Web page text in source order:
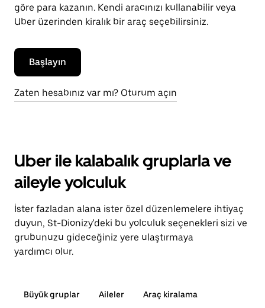
göre para kazanın. Kendi aracınızı kullanabilir veya
Uber üzerinden kiralık bir araç seçebilirsiniz.
Başlayın
Zaten hesabınız var mı? Oturum açın
Uber ile kalabalık gruplarla ve
aileyle yolculuk
İster fazladan alana ister özel düzenlemelere ihtiyaç
duyun, St-Dionizy'deki bu yolculuk seçenekleri sizi ve
grubunuzu gideceğiniz yere ulaştırmaya
yardımcı olur.
Büyük gruplar Aileler Araç kiralama